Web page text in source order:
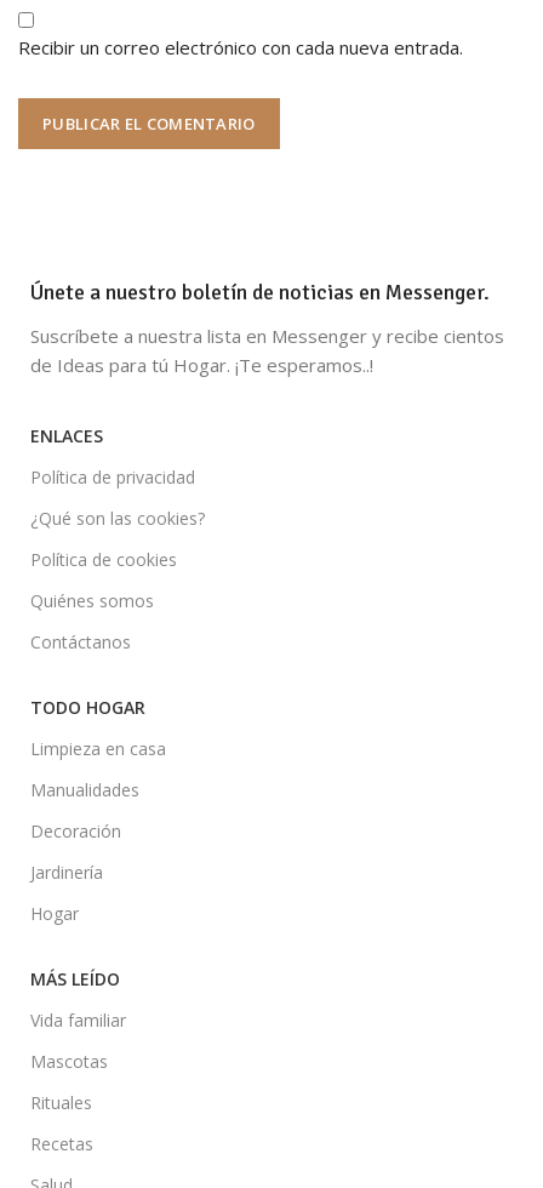
Recibir un correo electrónico con cada nueva entrada.
Únete a nuestro boletín de noticias en Messenger.
Suscríbete a nuestra lista en Messenger y recibe cientos
de Ideas para tú Hogar. ¡Te esperamos..!
ENLACES
Política de privacidad
¿Qué son las cookies?
Política de cookies
Quiénes somos
Contáctanos
TODO HOGAR
Limpieza en casa
Manualidades
Decoración
Jardinería
Hogar
MÁS LEÍDO
Vida familiar
Mascotas
Rituales
Recetas